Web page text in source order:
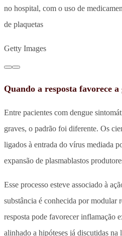
no hospital, com o uso de
de plaquetas
Getty Images
Quando a resposta favorece
Entre pacientes com dengue
graves, o padrão foi diferente. Os
ligados à entrada do vírus mediada
expansão de plasmablastos
Esse processo esteve associado à
substância é conhecida por modular
resposta pode favorecer inflamação
alinhado a hipóteses já discutidas